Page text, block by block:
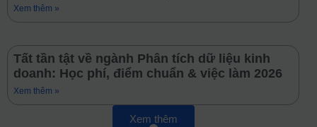
Xem thêm »
Tất tần tật về ngành Phân tích dữ liệu kinh
doanh: Học phí, điểm chuẩn & việc làm 2026
Xem thêm »
Xem thêm